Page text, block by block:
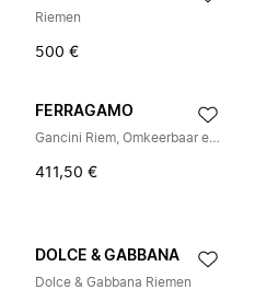
Riemen
500 €
FERRAGAMO
Gancini Riem, Omkeerbaar en Verstelbaar
411,50 €
DOLCE & GABBANA
Dolce & Gabbana Riemen